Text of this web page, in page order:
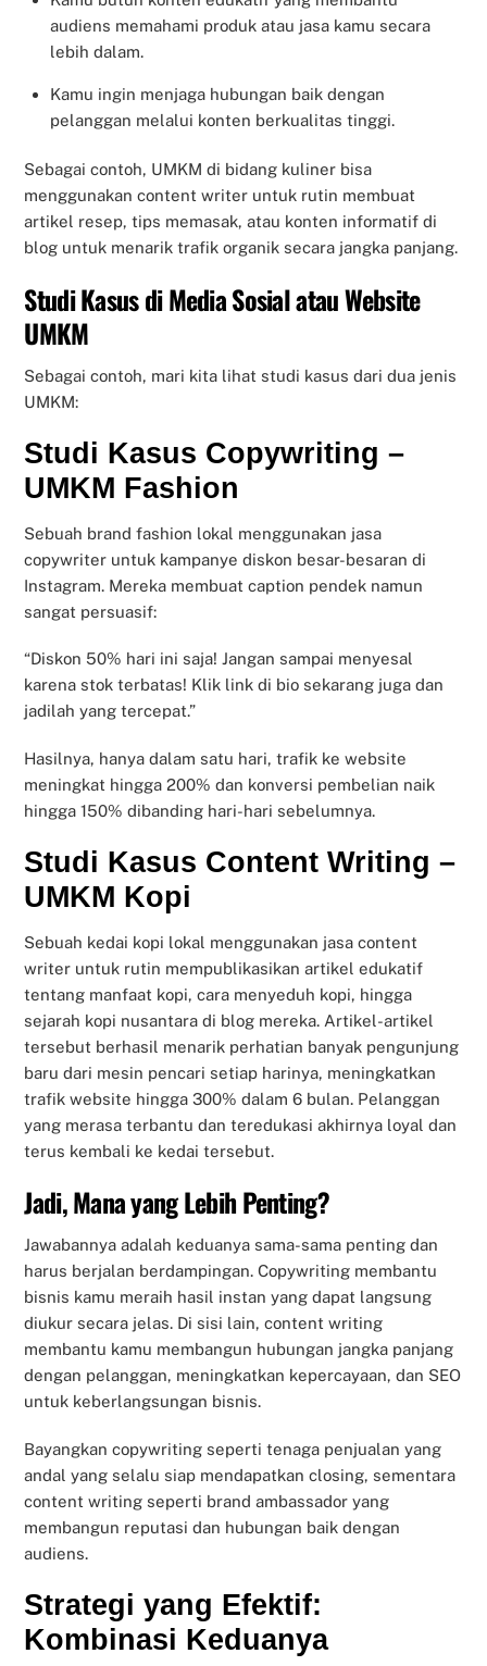
audiens memahami produk atau jasa kamu secara
lebih dalam.
Kamu ingin menjaga hubungan baik dengan
pelanggan melalui konten berkualitas tinggi.
Sebagai contoh, UMKM di bidang kuliner bisa
menggunakan content writer untuk rutin membuat
artikel resep, tips memasak, atau konten informatif di
blog untuk menarik trafik organik secara jangka panjang.
Studi Kasus di Media Sosial atau Website
UMKM
Sebagai contoh, mari kita lihat studi kasus dari dua jenis
UMKM:
Studi Kasus Copywriting –
UMKM Fashion
Sebuah brand fashion lokal menggunakan jasa
copywriter untuk kampanye diskon besar-besaran di
Instagram. Mereka membuat caption pendek namun
sangat persuasif:
“Diskon 50% hari ini saja! Jangan sampai menyesal
karena stok terbatas! Klik link di bio sekarang juga dan
jadilah yang tercepat.”
Hasilnya, hanya dalam satu hari, trafik ke website
meningkat hingga 200% dan konversi pembelian naik
hingga 150% dibanding hari-hari sebelumnya.
Studi Kasus Content Writing –
UMKM Kopi
Sebuah kedai kopi lokal menggunakan jasa content
writer untuk rutin mempublikasikan artikel edukatif
tentang manfaat kopi, cara menyeduh kopi, hingga
sejarah kopi nusantara di blog mereka. Artikel-artikel
tersebut berhasil menarik perhatian banyak pengunjung
baru dari mesin pencari setiap harinya, meningkatkan
trafik website hingga 300% dalam 6 bulan. Pelanggan
yang merasa terbantu dan teredukasi akhirnya loyal dan
terus kembali ke kedai tersebut.
Jadi, Mana yang Lebih Penting?
Jawabannya adalah keduanya sama-sama penting dan
harus berjalan berdampingan. Copywriting membantu
bisnis kamu meraih hasil instan yang dapat langsung
diukur secara jelas. Di sisi lain, content writing
membantu kamu membangun hubungan jangka panjang
dengan pelanggan, meningkatkan kepercayaan, dan SEO
untuk keberlangsungan bisnis.
Bayangkan copywriting seperti tenaga penjualan yang
andal yang selalu siap mendapatkan closing, sementara
content writing seperti brand ambassador yang
membangun reputasi dan hubungan baik dengan
audiens.
Strategi yang Efektif:
Kombinasi Keduanya